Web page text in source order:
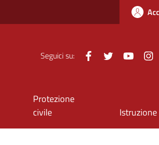
Seguici su: FacebookTwitter Youtube
Protezione
civile
Istruzione